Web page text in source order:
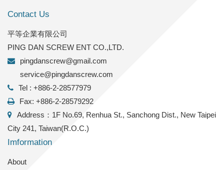
Contact Us
平等企業有限公司
PING DAN SCREW ENT CO.,LTD.
pingdanscrew@gmail.com
service@pingdanscrew.com
Tel : +886-2-28577979
Fax: +886-2-28579292
Address：1F No.69, Renhua St., Sanchong Dist., New Taipei
City 241, Taiwan(R.O.C.)
Imformation
About